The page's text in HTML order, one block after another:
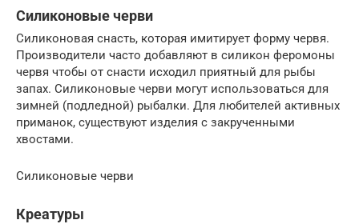
Силиконовые черви
Силиконовая снасть, которая имитирует форму червя.
Производители часто добавляют в силикон феромоны
червя чтобы от снасти исходил приятный для рыбы
запах. Силиконовые черви могут использоваться для
зимней (подледной) рыбалки. Для любителей активных
приманок, существуют изделия с закрученными
хвостами.
Силиконовые черви
Креатуры